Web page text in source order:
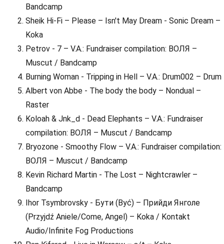
Bandcamp
Sheik Hi-Fi – Please – Isn't May Dream - Sonic Dream –
Koka
Petrov - 7 – V.A.: Fundraiser compilation: ВОЛЯ –
Muscut / Bandcamp
Burning Woman - Tripping in Hell – V.A.: Drum002 – Drum
Albert von Abbe - The body the body – Nondual –
Raster
Koloah & Jnk_d - Dead Elephants – V.A.: Fundraiser
compilation: ВОЛЯ – Muscut / Bandcamp
Bryozone - Smoothy Flow – V.A.: Fundraiser compilation:
ВОЛЯ – Muscut / Bandcamp
Kevin Richard Martin - The Lost – Nightcrawler –
Bandcamp
Ihor Tsymbrovsky - Бути (Być) – Прийди Янголе
(Przyjdź Aniele/Come, Angel) – Koka / Kontakt
Audio/Infinite Fog Productions